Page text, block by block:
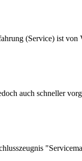
(Service) ist von
auch schneller